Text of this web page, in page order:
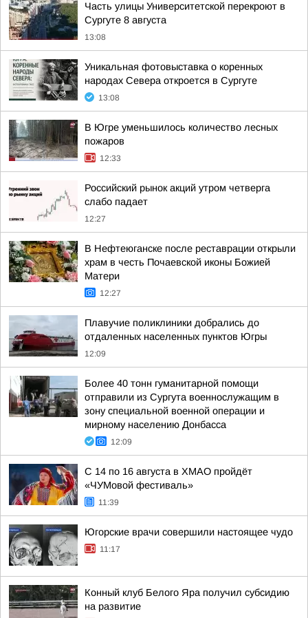
Часть улицы Университетской перекроют в
Сургуте 8 августа
13:08
Уникальная фотовыставка о коренных
народах Севера откроется в Сургуте
13:08
В Югре уменьшилось количество лесных
пожаров
12:33
Российский рынок акций утром четверга
слабо падает
12:27
В Нефтеюганске после реставрации открыли
храм в честь Почаевской иконы Божией
Матери
12:27
Плавучие поликлиники добрались до
отдаленных населенных пунктов Югры
12:09
Более 40 тонн гуманитарной помощи
отправили из Сургута военнослужащим в
зону специальной военной операции и
мирному населению Донбасса
12:09
С 14 по 16 августа в ХМАО пройдёт
«ЧУМовой фестиваль»
11:39
Югорские врачи совершили настоящее чудо
11:17
Конный клуб Белого Яра получил субсидию
на развитие